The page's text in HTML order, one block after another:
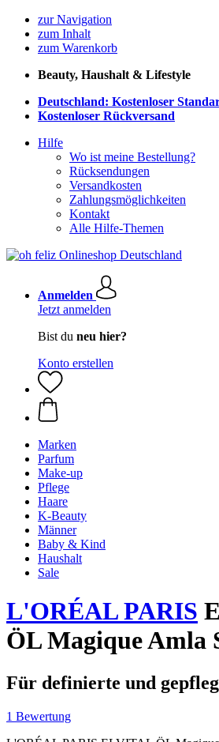
zur Navigation
zum Inhalt
zum Warenkorb
Beauty, Haushalt & Lifestyle
Deutschland: Kostenloser
Kostenloser Rückversand
Hilfe
Wo ist meine Bestellung?
Rücksendungen
Versandkosten
Zahlungsmöglichkeiten
Kontakt
Alle Hilfe-Themen
Anmelden
Jetzt anmelden
Bist du neu hier?
Konto erstellen
Marken
Parfum
Make-up
Pflege
Haare
K-Beauty
Männer
Baby & Kind
Haushalt
Sale
L'ORÉAL PARIS
ÖL Magique Amla
Für definierte und
1 Bewertung